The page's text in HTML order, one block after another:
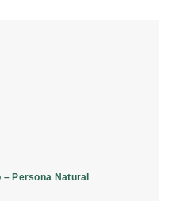
– Persona Natural